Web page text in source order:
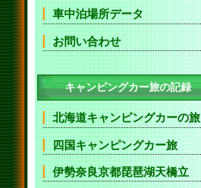
車中泊場所データ
お問い合わせ
キャンピングカー旅の記録
北海道キャンピングカーの旅
四国キャンピングカー旅
伊勢奈良京都琵琶湖天橋立